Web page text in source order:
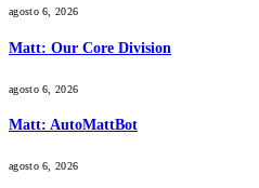
agosto 6, 2026
Matt: Our Core Division
agosto 6, 2026
Matt: AutoMattBot
agosto 6, 2026